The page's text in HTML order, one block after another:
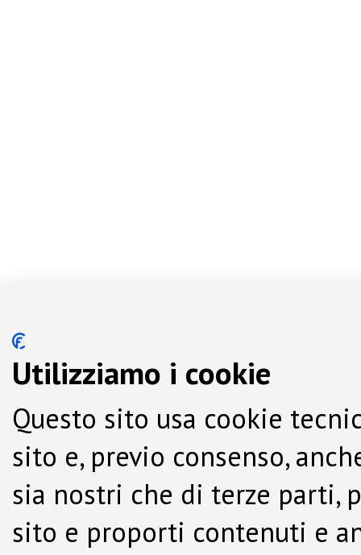
Utilizziamo i cookie
Questo sito usa cookie
sito e, previo consenso,
sia nostri che di terze parti,
sito e proporti contenuti e